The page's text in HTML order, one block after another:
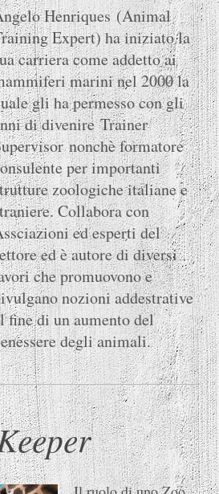
Henriques (Animal
Expert) ha iniziato la
carriera come addetto ai
marini nel 2000 la
gli ha permesso con gli
di divenire Trainer
nonchè formatore
per importanti
zoologiche italiane e
Collabora con
ed esperti del
ed è autore di diversi
che promuovono e
nozioni addestrative
fine di un aumento del
degli animali.